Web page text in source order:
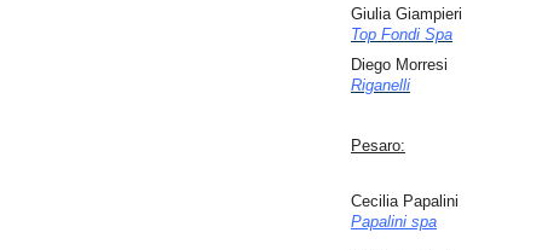
Giulia Giampieri
Top Fondi Spa
Diego Morresi
Riganelli
Pesaro:
Cecilia Papalini
Papalini spa